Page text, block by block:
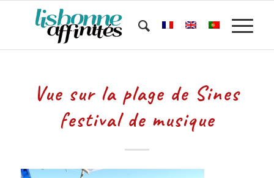
Vue sur la plage de Sines
festival de musique